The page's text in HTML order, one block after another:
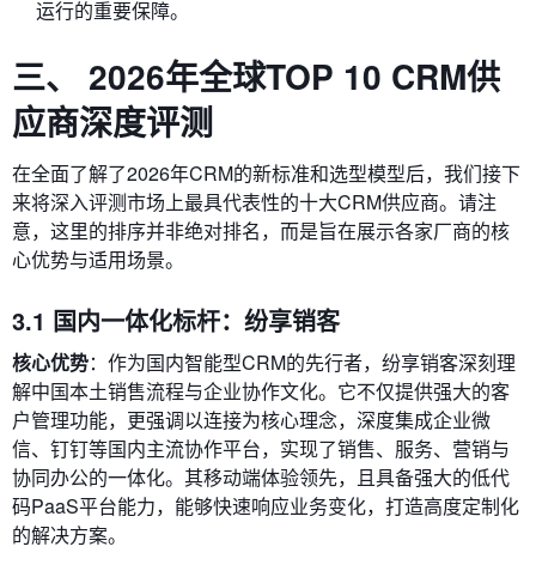
运行的重要保障。
三、 2026年全球TOP 10 CRM供
应商深度评测
在全面了解了2026年CRM的新标准和选型模型后，我们接下
来将深入评测市场上最具代表性的十大CRM供应商。请注
意，这里的排序并非绝对排名，而是旨在展示各家厂商的核
心优势与适用场景。
3.1 国内一体化标杆：纷享销客
核心优势：作为国内智能型CRM的先行者，纷享销客深刻理
解中国本土销售流程与企业协作文化。它不仅提供强大的客
户管理功能，更强调以连接为核心理念，深度集成企业微
信、钉钉等国内主流协作平台，实现了销售、服务、营销与
协同办公的一体化。其移动端体验领先，且具备强大的低代
码PaaS平台能力，能够快速响应业务变化，打造高度定制化
的解决方案。